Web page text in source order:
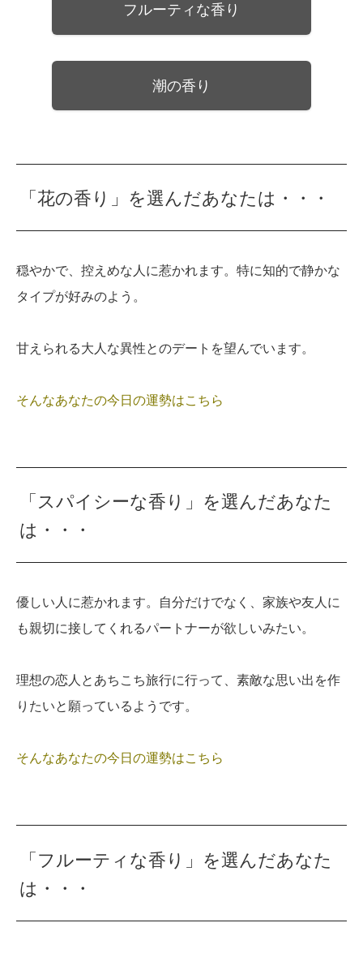
フルーティな香り
潮の香り
「花の香り」を選んだあなたは・・・
穏やかで、控えめな人に惹かれます。特に知的で静かな
タイプが好みのよう。
甘えられる大人な異性とのデートを望んでいます。
そんなあなたの今日の運勢はこちら
「スパイシーな香り」を選んだあなた
は・・・
優しい人に惹かれます。自分だけでなく、家族や友人に
も親切に接してくれるパートナーが欲しいみたい。
理想の恋人とあちこち旅行に行って、素敵な思い出を作
りたいと願っているようです。
そんなあなたの今日の運勢はこちら
「フルーティな香り」を選んだあなた
は・・・